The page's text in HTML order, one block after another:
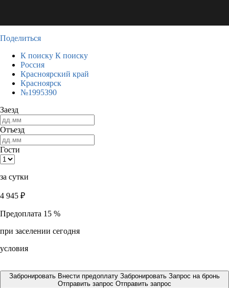
Поделиться
К поиску К поиску
Россия
Красноярский край
Красноярск
№1995390
Заезд
Отъезд
Гости
за сутки
4 945 ₽
Предоплата 15 %
при заселении сегодня
условия
Забронировать Внести предоплату Забронировать Запрос на бронь
Отправить запрос Отправить запрос